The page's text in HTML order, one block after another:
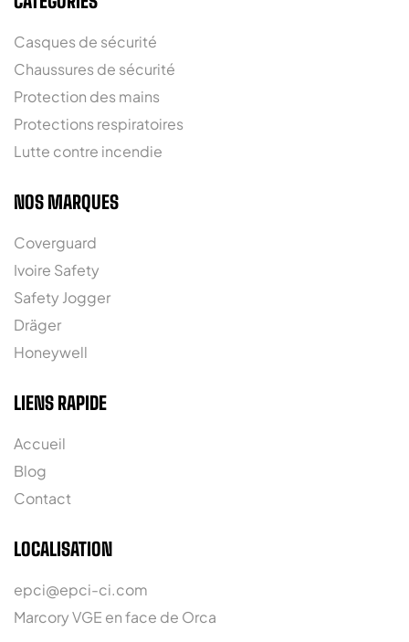
Casques de sécurité
Chaussures de sécurité
Protection des mains
Protections respiratoires
Lutte contre incendie
NOS MARQUES
Coverguard
Ivoire Safety
Safety Jogger
Dräger
Honeywell
LIENS RAPIDE
Accueil
Blog
Contact
LOCALISATION
epci@epci-ci.com
Marcory VGE en face de Orca